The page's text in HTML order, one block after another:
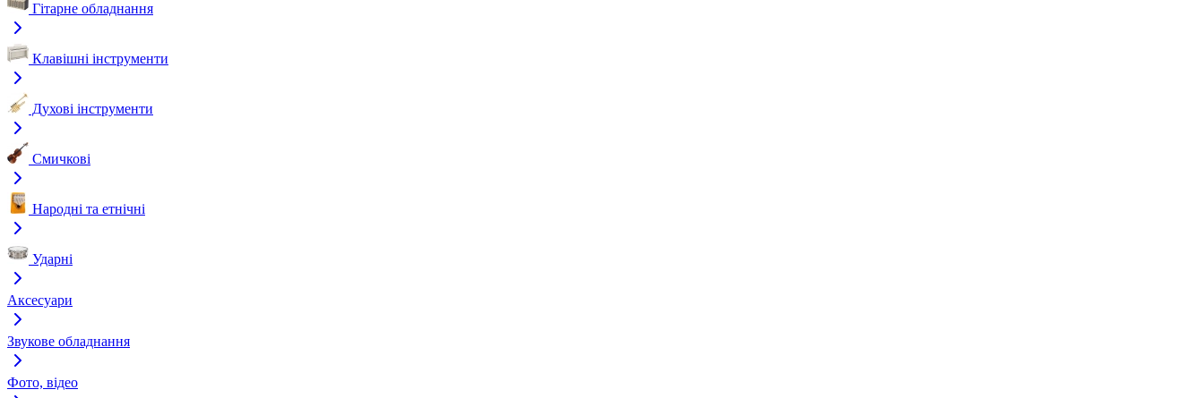
Гітарне обладнання
Клавішні інструменти
Духові інструменти
Смичкові
Народні та етнічні
Ударні
Аксесуари
Звукове обладнання
Фото, відео